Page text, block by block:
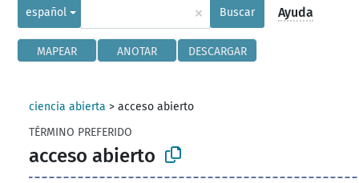
español × Buscar Ayuda
MAPEAR ANOTAR DESCARGAR
ciencia abierta >acceso abierto
TÉRMINO PREFERIDO
acceso abierto